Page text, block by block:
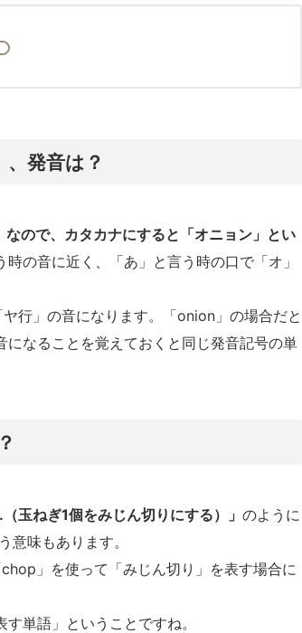
発音は？
ので、カタカナにすると「オニョン」とい
時の音に近く、「あ」と言う時の口で「オ」
行」の音になります。「onion」の場合だと
になることを覚えておくと同じ発音記号の単
玉ねぎ1個をみじん切りにする）」 のように
意味もあります。
」を使って「みじん切り」を表す場合に
単語」ということですね。